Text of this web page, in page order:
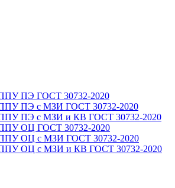
ППУ ПЭ ГОСТ 30732-2020
ППУ ПЭ с МЗИ ГОСТ 30732-2020
ППУ ПЭ с МЗИ и КВ ГОСТ 30732-2020
ППУ ОЦ ГОСТ 30732-2020
ППУ ОЦ с МЗИ ГОСТ 30732-2020
ППУ ОЦ с МЗИ и КВ ГОСТ 30732-2020